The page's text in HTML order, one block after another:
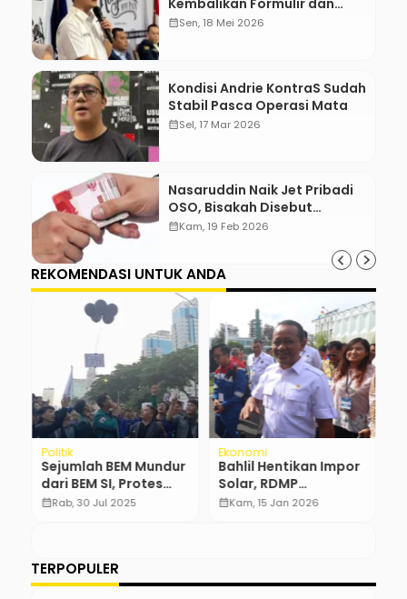
Kembalikan Formulir dan
Berkas Pencalonan Ketua
calendar_monthSen, 18 Mei 2026
Kondisi Andrie KontraS Sudah
Stabil Pasca Operasi Mata
calendar_monthSel, 17 Mar 2026
Nasaruddin Naik Jet Pribadi
OSO, Bisakah Disebut
Gratifikasi?
calendar_monthKam, 19 Feb 2026
REKOMENDASI UNTUK ANDA
Politik
Sejumlah BEM Mundur
dari BEM SI, Protes
Nuansa Politik
calendar_monthRab, 30 Jul 2025
Ekonomi
Bahlil Hentikan Impor
Solar, RDMP
Balikpapan Perkuat
calendar_monthKam, 15 Jan 2026
TERPOPULER